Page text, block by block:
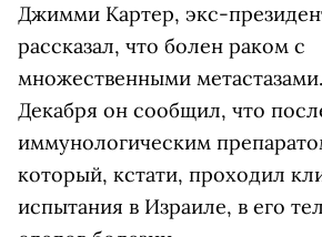
Джимми Картер, экс-
рассказал, что болен раком с
множественными
Декабря он сообщил, что
иммунологическим
который, кстати, проходил
испытания в Израиле, в его